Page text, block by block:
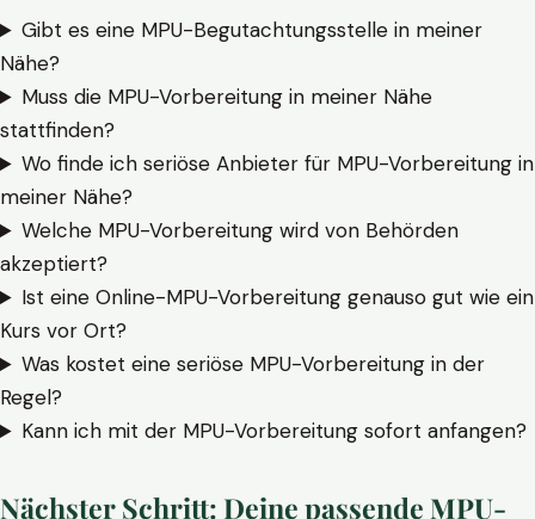
Gibt es eine MPU-Begutachtungsstelle in meiner
Nähe?
Muss die MPU-Vorbereitung in meiner Nähe
stattfinden?
Wo finde ich seriöse Anbieter für MPU-Vorbereitung in
meiner Nähe?
Welche MPU-Vorbereitung wird von Behörden
akzeptiert?
Ist eine Online-MPU-Vorbereitung genauso gut wie ein
Kurs vor Ort?
Was kostet eine seriöse MPU-Vorbereitung in der
Regel?
Kann ich mit der MPU-Vorbereitung sofort anfangen?
Nächster Schritt: Deine passende MPU-